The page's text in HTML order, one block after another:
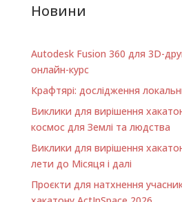
Новини
Autodesk Fusion 360 для 3D-
онлайн-курс
Крафтярі: дослідження
Виклики для вирішення
космос для Землі та людства
Виклики для вирішення
лети до Місяця і далі
Проєкти для натхнення